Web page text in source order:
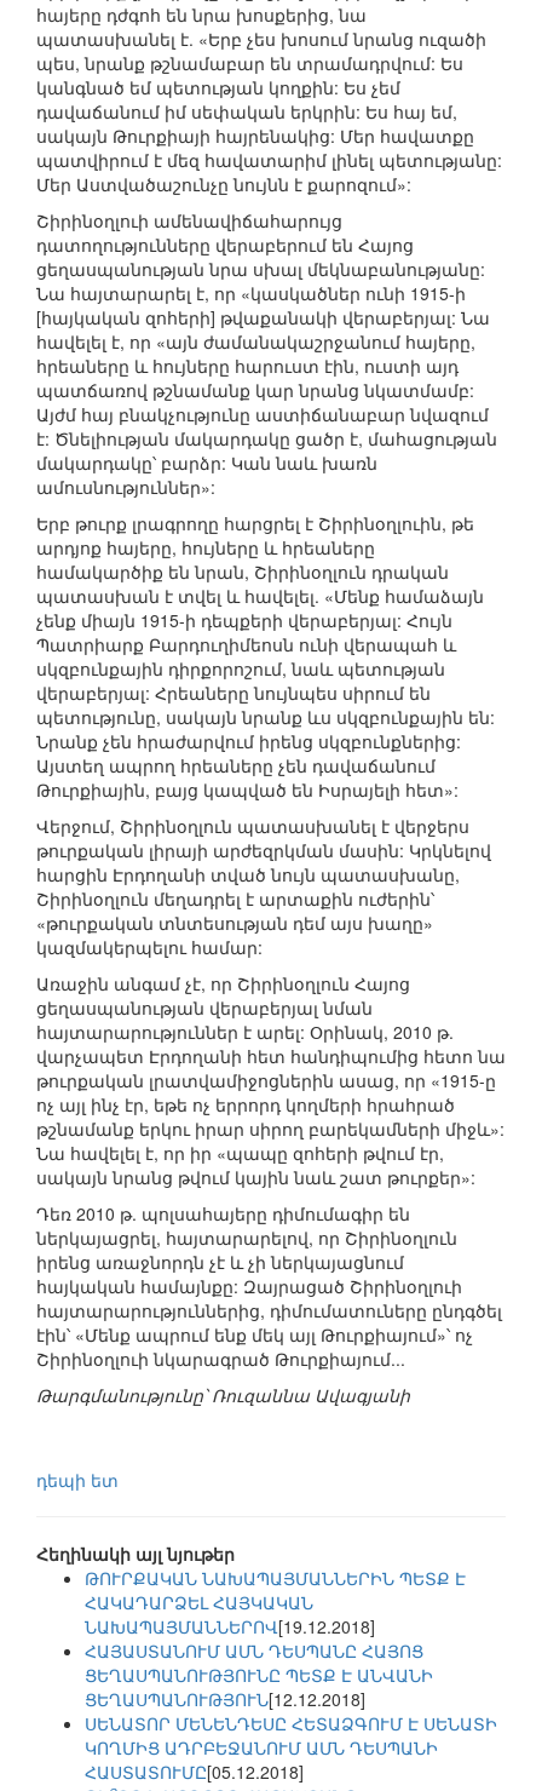
հայերը դժգոհ են նրա խոսքերից, նա
պատասխանել է. «Երբ չես խոսում նրանց ուզածի
պես, նրանք թշնամաբար են տրամադրվում: Ես
կանգնած եմ պետության կողքին: Ես չեմ
դավաճանում իմ սեփական երկրին: Ես հայ եմ,
սակայն Թուրքիայի հայրենակից: Մեր հավատքը
պատվիրում է մեզ հավատարիմ լինել պետությանը:
Մեր Աստվածաշունչը նույնն է քարոզում»:
Շիրինօղլուի ամենավիճահարույց
դատողությունները վերաբերում են Հայոց
ցեղասպանության նրա սխալ մեկնաբանությանը:
Նա հայտարարել է, որ «կասկածներ ունի 1915-ի
[հայկական զոհերի] թվաքանակի վերաբերյալ: Նա
հավելել է, որ «այն ժամանակաշրջանում հայերը,
հրեաները և հույները հարուստ էին, ուստի այդ
պատճառով թշնամանք կար նրանց նկատմամբ:
Այժմ հայ բնակչությունը աստիճանաբար նվազում
է: Ծնելիության մակարդակը ցածր է, մահացության
մակարդակը՝ բարձր: Կան նաև խառն
ամուսնություններ»:
Երբ թուրք լրագրողը հարցրել է Շիրինօղլուին, թե
արդյոք հայերը, հույները և հրեաները
համակարծիք են նրան, Շիրինօղլուն դրական
պատասխան է տվել և հավելել. «Մենք համաձայն
չենք միայն 1915-ի դեպքերի վերաբերյալ: Հույն
Պատրիարք Բարդուղիմեոսն ունի վերապահ և
սկզբունքային դիրքորոշում, նաև պետության
վերաբերյալ: Հրեաները նույնպես սիրում են
պետությունը, սակայն նրանք ևս սկզբունքային են:
Նրանք չեն հրաժարվում իրենց սկզբունքներից:
Այստեղ ապրող հրեաները չեն դավաճանում
Թուրքիային, բայց կապված են Իսրայելի հետ»:
Վերջում, Շիրինօղլուն պատասխանել է վերջերս
թուրքական լիրայի արժեզրկման մասին: Կրկնելով
հարցին Էրդողանի տված նույն պատասխանը,
Շիրինօղլուն մեղադրել է արտաքին ուժերին՝
«թուրքական տնտեսության դեմ այս խաղը»
կազմակերպելու համար:
Առաջին անգամ չէ, որ Շիրինօղլուն Հայոց
ցեղասպանության վերաբերյալ նման
հայտարարություններ է արել: Օրինակ, 2010 թ.
վարչապետ Էրդողանի հետ հանդիպումից հետո նա
թուրքական լրատվամիջոցներին ասաց, որ «1915-ը
ոչ այլ ինչ էր, եթե ոչ երրորդ կողմերի հրահրած
թշնամանք երկու իրար սիրող բարեկամների միջև»:
Նա հավելել է, որ իր «պապը զոհերի թվում էր,
սակայն նրանց թվում կային նաև շատ թուրքեր»:
Դեռ 2010 թ. պոլսահայերը դիմումագիր են
ներկայացրել, հայտարարելով, որ Շիրինօղլուն
իրենց առաջնորդն չէ և չի ներկայացնում
հայկական համայնքը: Զայրացած Շիրինօղլուի
հայտարարություններից, դիմումատուները ընդգծել
էին՝ «Մենք ապրում ենք մեկ այլ Թուրքիայում»՝ ոչ
Շիրինօղլուի նկարագրած Թուրքիայում...
Թարգմանությունը՝ Ռուզաննա Ավագյանի
դեպի ետ
Հեղինակի այլ նյութեր
ԹՈՒՐՔԱԿԱՆ ՆԱԽԱՊԱՅՄԱՆՆԵՐԻՆ ՊԵՏՔ Է
ՀԱԿԱԴԱՐՁԵԼ ՀԱՅԿԱԿԱՆ
ՆԱԽԱՊԱՅՄԱՆՆԵՐՈՎ[19.12.2018]
ՀԱՅԱՍՏԱՆՈՒՄ ԱՄՆ ԴԵՍՊԱՆԸ ՀԱՅՈՑ
ՑԵՂԱՍՊԱՆՈՒԹՅՈՒՆԸ ՊԵՏՔ Է ԱՆՎԱՆԻ
ՑԵՂԱՍՊԱՆՈՒԹՅՈՒՆ[12.12.2018]
ՍԵՆԱՏՈՐ ՄԵՆԵՆԴԵՍԸ ՀԵՏԱՁԳՈՒՄ Է ՍԵՆԱՏԻ
ԿՈՂՄԻՑ ԱԴՐԲԵՋԱՆՈՒՄ ԱՄՆ ԴԵՍՊԱՆԻ
ՀԱՍՏԱՏՈՒՄԸ[05.12.2018]